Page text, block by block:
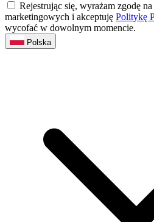
Rejestrując się, wyrażam zgodę
marketingowych i akceptuję Politykę
wycofać w dowolnym momencie.
Polska